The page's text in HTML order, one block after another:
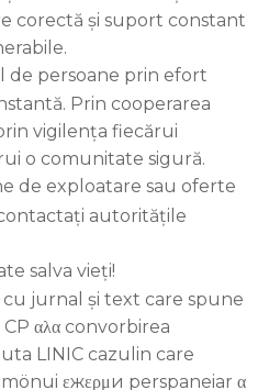
corectă și suport constant
de persoane prin efort
Prin cooperarea
vigilența fiecărui
o comunitate sigură.
de exploatare sau oferte
autoritățile
salva vieți!